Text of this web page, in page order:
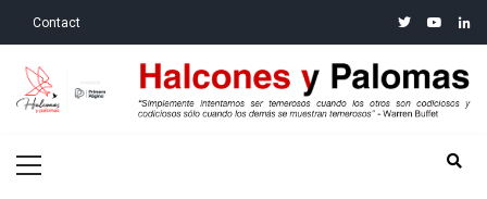
Contact twitteryoutube
Halcones y Palomas
Menu